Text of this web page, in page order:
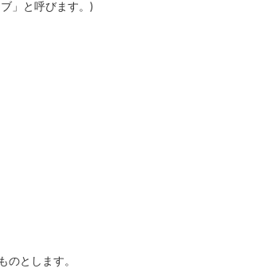
」と呼びます。)
のとします。